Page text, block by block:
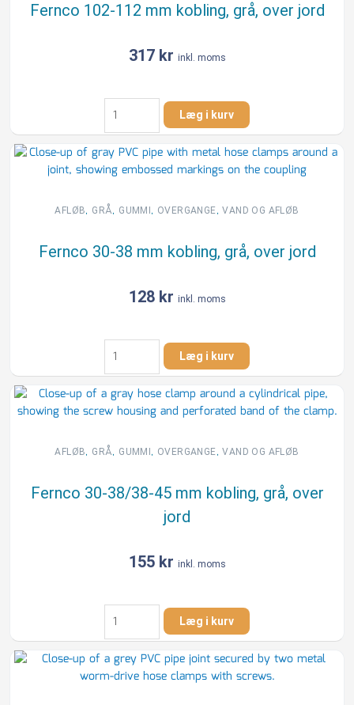
Fernco 102-112 mm kobling, grå, over jord
317 kr inkl. moms
Fernco
102-
112
mm
kobling,
over
antal
Læg i kurv
AFLØB, GRÅ, GUMMI , OVERGANGE,VAND OG AFLØB
Fernco 30-38 mm kobling, grå, over jord
128 kr inkl. moms
Fernco
30-
38
mm
kobling,
over
antal
Læg i kurv
AFLØB, GRÅ, GUMMI , OVERGANGE,VAND OG AFLØB
Fernco 30-38/38-45 mm kobling, grå, over
jord
155 kr inkl. moms
Fernco
30-
38/38-
45
mm
Læg i kurv